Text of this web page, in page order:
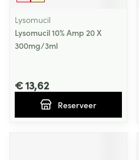
Lysomucil
Lysomucil 10% Amp 20 X
300mg/3ml
€ 13,62
Reserveer